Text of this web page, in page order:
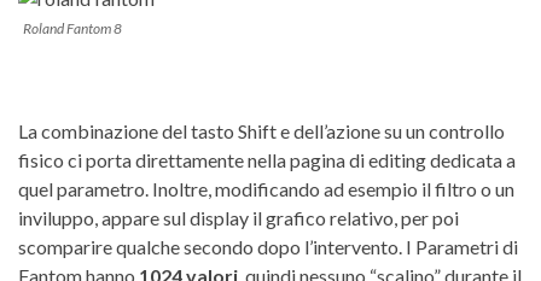
Roland Fantom 8
La combinazione del tasto Shift e dell’azione su un controllo
fisico ci porta direttamente nella pagina di editing dedicata a
quel parametro. Inoltre, modificando ad esempio il filtro o un
inviluppo, appare sul display il grafico relativo, per poi
scomparire qualche secondo dopo l’intervento. I Parametri di
Fantom hanno 1024 valori , quindi nessuno “scalino” durante il